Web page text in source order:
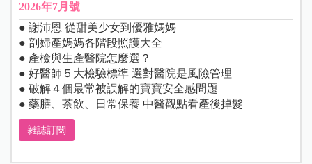
2026年7月號
● 謝沛恩 從甜美少女到優雅媽媽
● 剖婦產媽媽各階段照護大全
● 產檢與生產醫院怎麼選？
● 好醫師５大檢驗標準 選對醫院是風險管理
● 破解４個最常被誤解的寶寶安全感問題
● 藥膳、茶飲、日常保養 中醫觀點看產後掉髮
雜誌訂閱